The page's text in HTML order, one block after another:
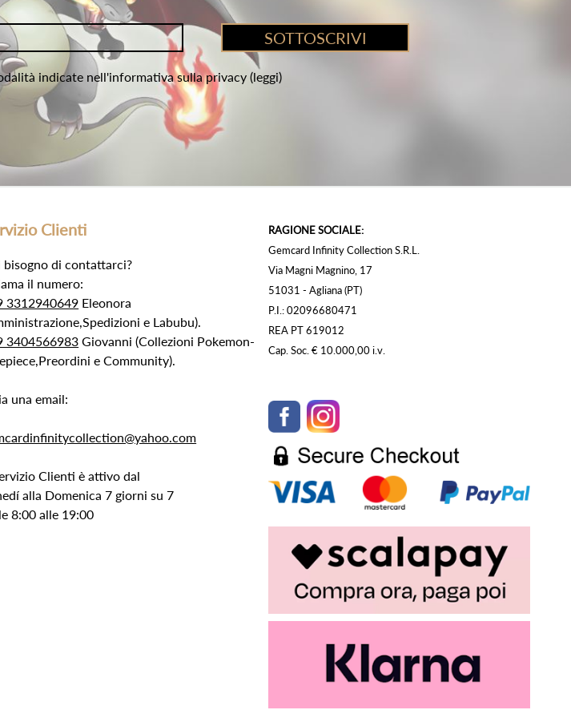
indicate nell'informativa sulla privacy (leggi)
Clienti
bisogno di contattarci?
il numero:
3312940649 Eleonora
e Labubu).
3404566983 Giovanni (Collezioni Pokemon-
e Community).
una email:
Clienti è attivo dal
alla Domenica 7 giorni su 7
8:00 alle 19:00
RAGIONE SOCIALE:
Gemcard Infinity Collection S.R.L.
Via Magni Magnino, 17
51031 - Agliana (PT)
P.I.: 02096680471
REA PT 619012
Cap. Soc. € 10.000,00 i.v.